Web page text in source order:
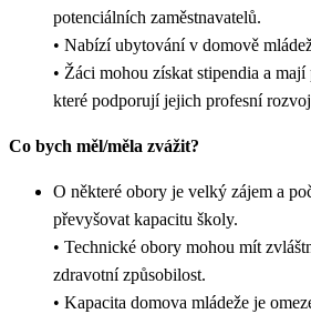
potenciálních zaměstnavatelů.
• Nabízí ubytování v domově
• Žáci mohou získat stipendia a
které podporují jejich profesní
Co bych měl/měla zvážit?
O některé obory je velký zájem a
převyšovat kapacitu školy.
• Technické obory mohou mít
zdravotní způsobilost.
• Kapacita domova mládeže je